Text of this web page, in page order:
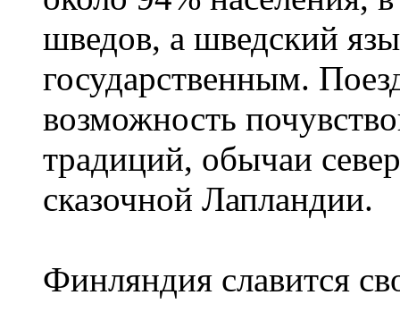
шведов, а шведский
государственным.
возможность
традиций, обычаи
сказочной Лапландии.
Финляндия славится